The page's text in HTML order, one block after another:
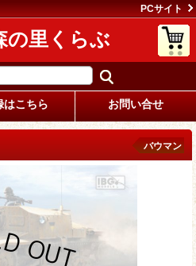
PCサイト
の里くらぶ
はこちら お問い合せ
バウマン